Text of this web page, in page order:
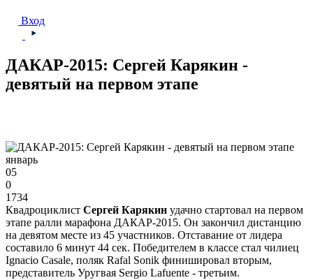
Вход
ДАКАР-2015: Сергей Карякин -
девятый на первом этапе
январь
05
0
1734
Квадроциклист Сергей Карякин удачно стартовал на первом
этапе ралли марафона ДАКАР-2015. Он закончил дистанцию
на девятом месте из 45 участников. Отставание от лидера
составило 6 минут 44 сек. Победителем в классе стал чилиец
Ignacio Casale, поляк Rafal Sonik финишировал вторым,
представитель Уругвая Sergio Lafuente - третьим.